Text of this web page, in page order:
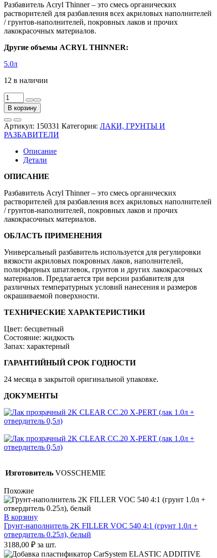
Разбавитель Acryl Thinner – это смесь органических
растворителей для разбавления всех акриловых наполнителей
/ грунтов-наполнителей, покровных лаков и прочих
лакокрасочных материалов.
Другие объемы ACRYL THINNER:
5.0л
12 в наличии
Количество
товара
Разбавитель
ACRYL
THINNER
(1.0л)
В корзину
Артикул: 150331 Категория: ЛАКИ, ГРУНТЫ И
РАЗБАВИТЕЛИ
Описание
Детали
ОПИСАНИЕ
Разбавитель Acryl Thinner – это смесь органических
растворителей для разбавления всех акриловых наполнителей
/ грунтов-наполнителей, покровных лаков и прочих
лакокрасочных материалов.
ОБЛАСТЬ ПРИМЕНЕНИЯ
Универсальный разбавитель используется для регулировки
вязкости акриловых покровных лаков, наполнителей,
полиэфирных шпатлевок, грунтов и других лакокрасочных
материалов. Предлагается три версии разбавителя для
различных температурных условий нанесения и размеров
окрашиваемой поверхности.
ТЕХНИЧЕСКИЕ ХАРАКТЕРИСТИКИ
Цвет: бесцветный
Состояние: жидкость
Запах: характерный
ГАРАНТИЙНЫЙ СРОК ГОДНОСТИ
24 месяца в закрытой оригинальной упаковке.
ДОКУМЕНТЫ
Изготовитель VOSSCHEMIE
Похожие
В корзину
Грунт-наполнитель 2K FILLER VOC 540 4:1 (грунт 1.0л +
отвердитель 0.25л), белый
3188,00 ₽ за шт.